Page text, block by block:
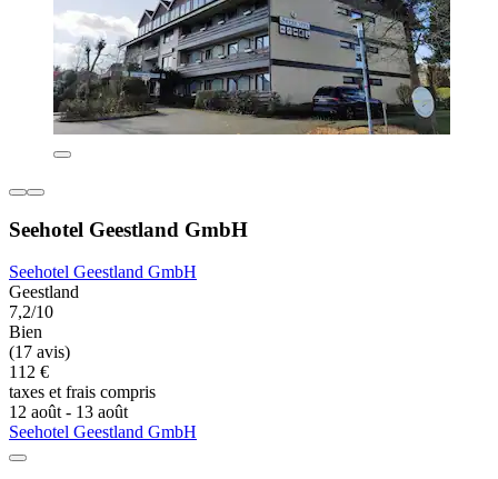
Seehotel Geestland GmbH
Seehotel Geestland GmbH
Geestland
7,2/10
Bien
(17 avis)
112 €
taxes et frais compris
12 août - 13 août
Seehotel Geestland GmbH